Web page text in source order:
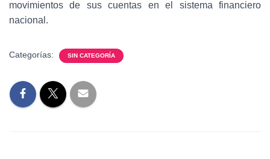
movimientos de sus cuentas en el sistema financiero
nacional.
Categorías: SIN CATEGORÍA